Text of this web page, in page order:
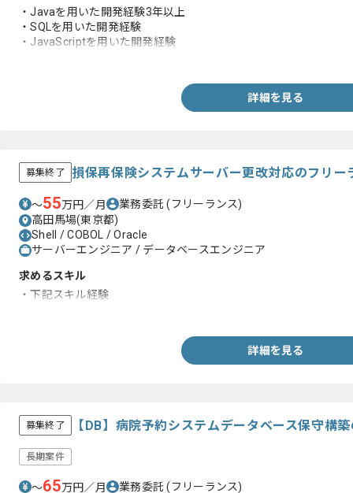
・Javaを用いた開発経験3年以上
・SQLを用いた開発経験
・JavaScriptを用いた開発経験
詳細を見る
募集終了 損保再保険システムサーバー更改対応のフリー
〜55万円／月 業務委託(フリーランス)
高田馬場(東京都)
Shell / COBOL / Oracle
サーバーエンジニア / データベースエンジニア
求めるスキル
・下記スキル経験
詳細を見る
募集終了 【DB】病院予約システムデータベース保守構
長期案件
〜65万円／月 業務委託(フリーランス)